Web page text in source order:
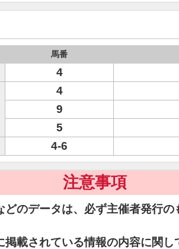
馬番
4
4
9
5
4-6
注意事項
どのデータは、必ず主催者発行の
載されている情報の内容に関し